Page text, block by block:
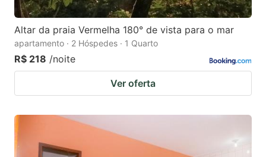
Altar da praia Vermelha 180° de vista para o mar
apartamento · 2 Hóspedes · 1 Quarto
R$ 218 /noite
Ver oferta